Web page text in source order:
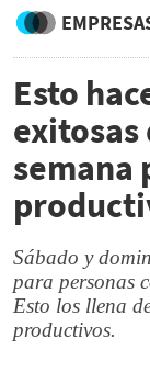
Esto
semana
Sábado y
para personas
Esto los llena
productivos.